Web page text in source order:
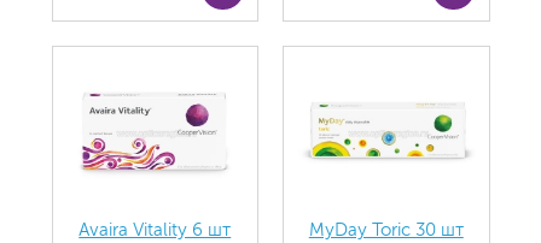
Avaira Vitality 6 шт MyDay Toric 30 шт